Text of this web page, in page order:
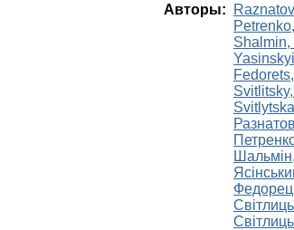
Авторы:
Shalmin,